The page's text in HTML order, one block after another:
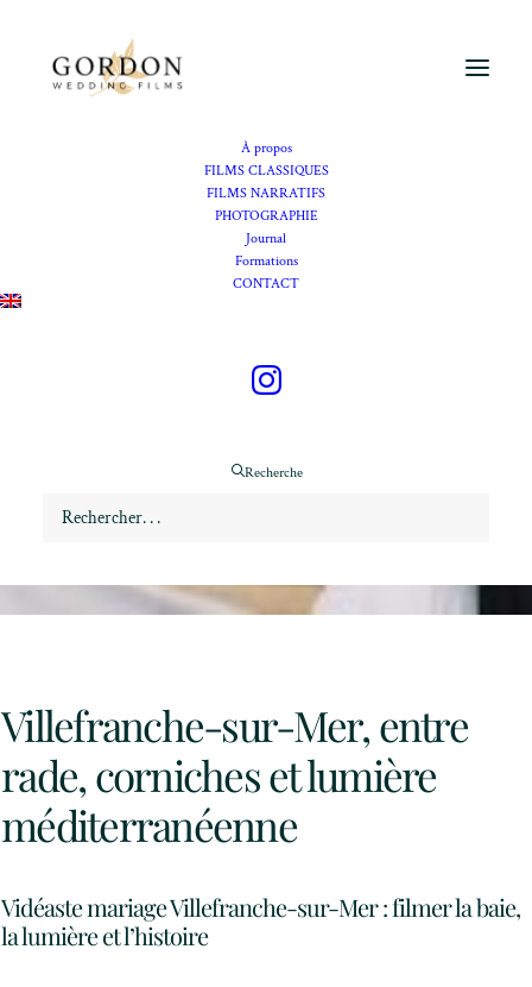
À propos
FILMS CLASSIQUES
FILMS NARRATIFS
PHOTOGRAPHIE
Journal
Formations
CONTACT
Recherche
Vidéaste mariage Villefranche-
sur-Mer
Se marier à Villefranche-
Villefranche-sur-Mer, entre
rade, corniches et lumière
méditerranéenne
Vidéaste mariage Villefranche-sur-Mer : filmer la baie,
la lumière et l’histoire